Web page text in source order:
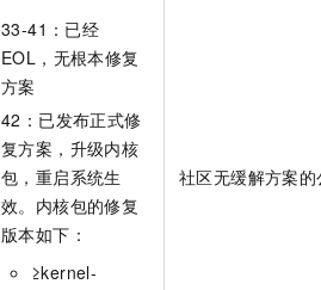
33-41：已经
EOL，无根本修复
方案
42：已发布正式修
复方案，升级内核
包，重启系统生
效。内核包的修复
版本如下：
≥kernel-
社区无缓解方案的